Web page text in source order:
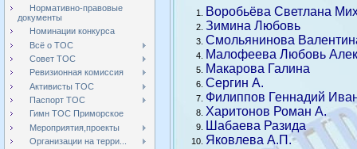
Нормативно-правовые
документы
Номинации конкурса
Всё о ТОС
Совет ТОС
Ревизионная комиссия
Активисты ТОС
Паспорт ТОС
Гимн ТОС Приморское
Мероприятия,проекты
Организации на терри...
Воробьёва Светлана
Зимина Любовь
Смольянинова
Малофеева Любовь
Макарова Галина
Сергин А.
Филиппов Геннадий
Харитонов Роман А.
Шабаева Разида
Яковлева А.П.